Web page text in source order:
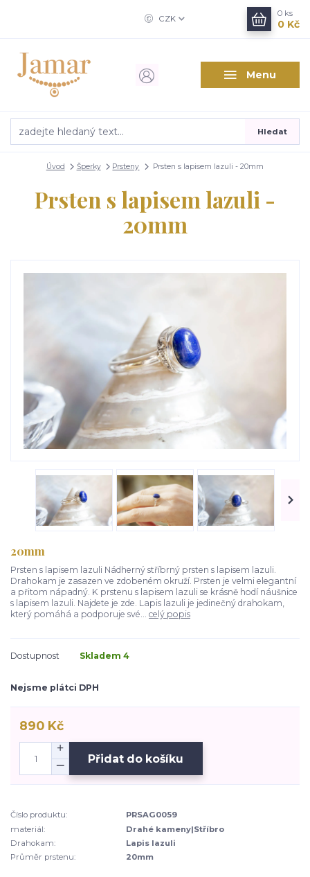
Menu
CZK
Hledat
0 ks
0 Kč
Úvod Šperky Prsteny Prsten s lapisem lazuli - 20mm
Prsten s lapisem lazuli -
20mm
20mm
Prsten s lapisem lazuli Nádherný stříbrný prsten s lapisem lazuli.
Drahokam je zasazen ve zdobeném okruží. Prsten je velmi elegantní
a přitom nápadný. K prstenu s lapisem lazuli se krásně hodí náušnice
s lapisem lazuli. Najdete je zde. Lapis lazuli je jedinečný drahokam,
který pomáhá a podporuje své... celý popis
Dostupnost Skladem 4
Nejsme plátci DPH
890 Kč
Přidat do košíku
Číslo produktu:
PRSAG0059
materiál:
Drahé kameny|Stříbro
Drahokam:
Lapis lazuli
Průměr prstenu:
20mm